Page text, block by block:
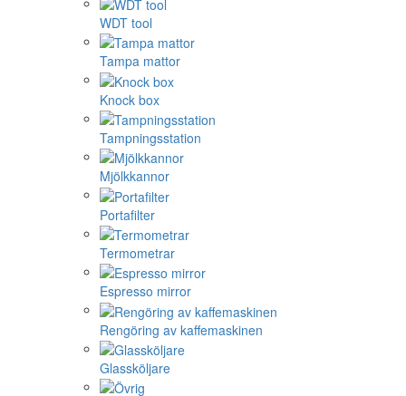
WDT tool
Tampa mattor
Knock box
Tampningsstation
Mjölkkannor
Portafilter
Termometrar
Espresso mirror
Rengöring av kaffemaskinen
Glassköljare